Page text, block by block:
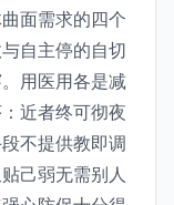
面需求的四个
自主停的自切
用医用各是减
近者终可彻夜
不提供教即调
己弱无需别人